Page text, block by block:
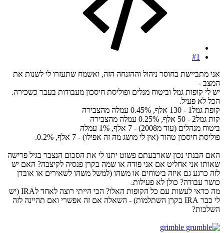
#1
אני מתביישת בחוסר ניהול וההזנחה הזה, ואשמח שתעזרו לי לשנות את
המצב -
יש לי קופות גמל וביטוח מנלים ופוליסת חיסכון מעבודות בעבר כשכירה.
הכל לא פעיל.
קופת גמל1 - 130 אלף, 0.45% עמלה מהצבירה
קות גמל2 - 50 אלף, 0.25% עמלה מהצבירה
ביטוח מנהלים (עוד מ2008) - 7 אלף, 1% עמלה
פוליסת חיסכון טהור (אין לי מושג מה זה אפילו) - 7 אלף, 0.2%.
האם הבנתי נכון שארבעתם פשוט יתנו לי את הסכום הנצבר בגיל פרישה
שאותו אני אחליט אם אני פודה או שמה בקרן פנסיה לקיצבה? האם יש
לזה כרגע גם איזה ביטוחים או משהו (למשל משהו לשאירים או אובדן
כושר עבודה? כולן לא פעילות.
מה כדאי לעשות עם כל הקופות האלו? הכי הייתי רוצה לאחד לIRA (יש
לי כבר IRA בקרן השתלמות) - השאלה אם זה אפשרי ואם תהיינה לזה
השלכות?